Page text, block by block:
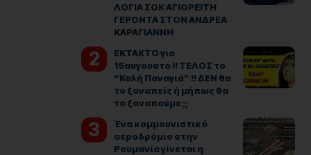
ΛΟΓΙΑ ΣΟΚ ΑΓΙΟΡΕΙΤΗ
ΓΕΡΟΝΤΑ ΣΤΟΝ ΑΝΔΡΕΑ
ΚΑΡΑΓΙΑΝΝΗ
ΕΚΤΑΚΤΟ για
15αυγουστο !! ΤΕΛΟΣ το
“Καλή Παναγιά” !! ΔΕΝ θα
το ξαναπείς ή μήπως θα
το ξαναπούμε ;;
Ένα κομμουνιστικό
αεροδρόμιο στην
Ρουμανία γίνεται η